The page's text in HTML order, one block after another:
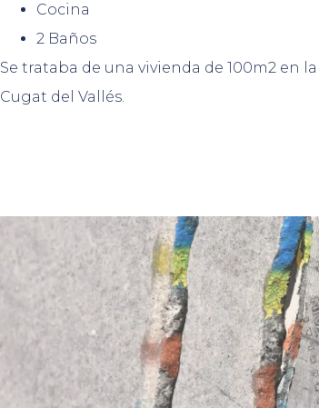
Cocina
2 Baños
Se trataba de una vivienda de 100m2 en
Cugat del Vallés.